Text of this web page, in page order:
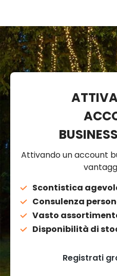
BUSINESS
Attivando un account
Scontistica
Consulenza
Vasto
Disponibilità di
Registrati